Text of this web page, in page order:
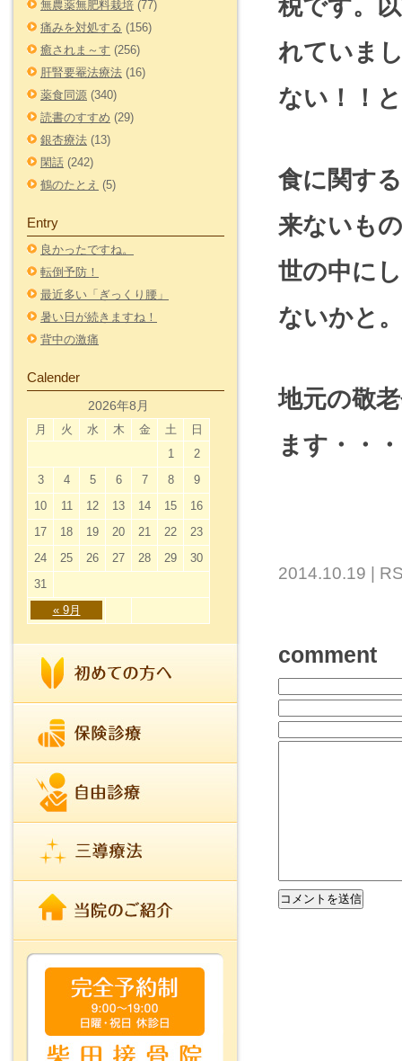
無農薬無肥料栽培 (77)
痛みを対処する (156)
癒されま～す (256)
肝腎要罨法療法 (16)
薬食同源 (340)
読書のすすめ (29)
銀杏療法 (13)
閑話 (242)
鶴のたとえ (5)
Entry
良かったですね。
転倒予防！
最近多い「ぎっくり腰」
暑い日が続きますね！
背中の激痛
Calender
2026年8月
月 火 水 木 金 土 日
« 9月
1
2
3
4 5 6 7 8
9
10
11 12 13 14 15
16
17
18 19 20 21 22
23
24
25 26 27 28 29
30
31
税です。
れていま
ない！！
食に関す
来ないも
世の中に
ないかと。
地元の敬
ます・・
2014.10.19 |
comment